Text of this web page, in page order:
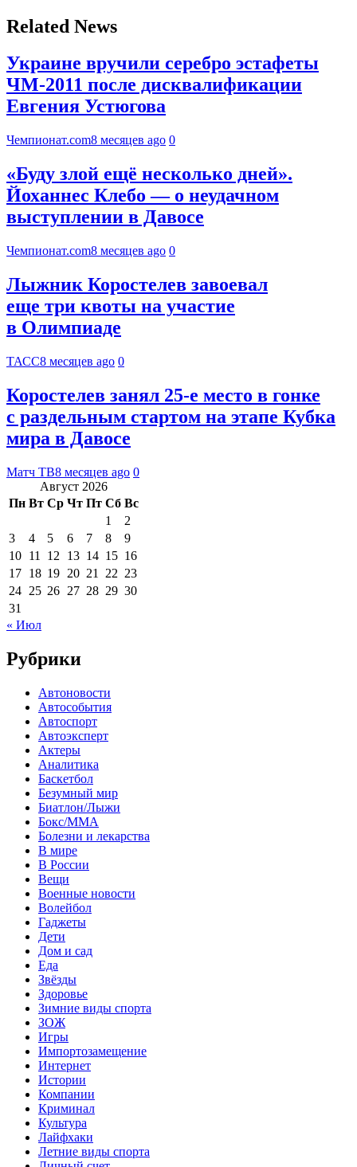
Related News
Украине вручили серебро эстафеты
ЧМ-2011 после дисквалификации
Евгения Устюгова
Чемпионат.com8 месяцев ago 0
«Буду злой ещё несколько дней».
Йоханнес Клебо — о неудачном
выступлении в Давосе
Чемпионат.com8 месяцев ago 0
Лыжник Коростелев завоевал
еще три квоты на участие
в Олимпиаде
ТАСС8 месяцев ago 0
Коростелев занял 25‑е место в гонке
с раздельным стартом на этапе Кубка
мира в Давосе
Матч ТВ8 месяцев ago 0
Август 2026
Пн Вт Ср Чт Пт Сб Вс
1
2
3
4 5 6 7 8
9
10 11 12 13 14 15 16
17 18 19 20 21 22 23
24 25 26 27 28 29 30
31
« Июл
Рубрики
Автоновости
Автособытия
Автоспорт
Автоэксперт
Актеры
Аналитика
Баскетбол
Безумный мир
Биатлон/Лыжи
Бокс/MMA
Болезни и лекарства
В мире
В России
Вещи
Военные новости
Волейбол
Гаджеты
Дети
Дом и сад
Еда
Звёзды
Здоровье
Зимние виды спорта
ЗОЖ
Игры
Импортозамещение
Интернет
Истории
Компании
Криминал
Культура
Лайфхаки
Летние виды спорта